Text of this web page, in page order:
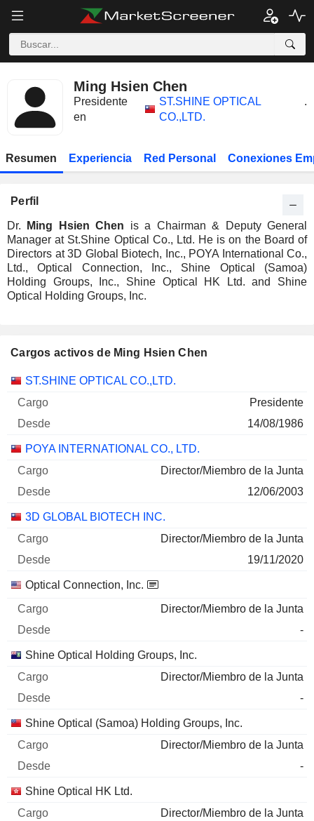
Ming Hsien Chen
Presidente
en
ST.SHINE OPTICAL
CO.,LTD.
.
Resumen Experiencia Red Personal Conexiones
Perfil
Dr. Ming Hsien Chen is a Chairman & Deputy General
Manager at St.Shine Optical Co., Ltd. He is on the Board of
Directors at 3D Global Biotech, Inc., POYA International Co.,
Ltd., Optical Connection, Inc., Shine Optical (Samoa)
Holding Groups, Inc., Shine Optical HK Ltd. and Shine
Optical Holding Groups, Inc.
Cargos activos de Ming Hsien Chen
Empresas Cargo Inicio
ST.SHINE OPTICAL CO.,LTD.
Presidente
14/08/1986
POYA INTERNATIONAL CO., LTD.
Director/Miembro de la Junta
12/06/2003
3D GLOBAL BIOTECH INC.
Director/Miembro de la Junta
19/11/2020
Optical Connection, Inc.
Director/Miembro de la Junta
-
Shine Optical Holding Groups, Inc.
Director/Miembro de la Junta
-
Shine Optical (Samoa) Holding Groups, Inc.
Director/Miembro de la Junta
-
Shine Optical HK Ltd.
Director/Miembro de la Junta